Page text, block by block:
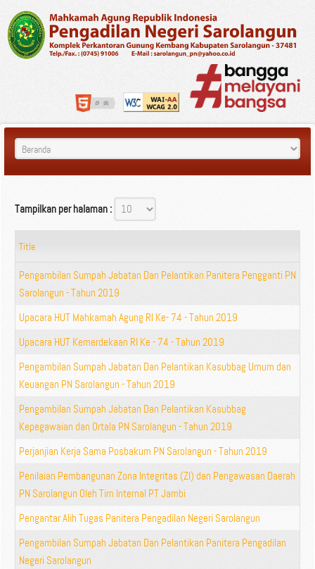
Tampilkan per halaman :
Title
Pengambilan Sumpah Jabatan Dan Pelantikan Panitera Pengganti PN
Sarolangun - Tahun 2019
Upacara HUT Mahkamah Agung RI Ke- 74 - Tahun 2019
Upacara HUT Kemerdekaan RI Ke - 74 - Tahun 2019
Pengambilan Sumpah Jabatan Dan Pelantikan Kasubbag Umum dan
Keuangan PN Sarolangun - Tahun 2019
Pengambilan Sumpah Jabatan Dan Pelantikan Kasubbag
Kepegawaian dan Ortala PN Sarolangun - Tahun 2019
Perjanjian Kerja Sama Posbakum PN Sarolangun - Tahun 2019
Penilaian Pembangunan Zona Integritas (ZI) dan Pengawasan Daerah
PN Sarolangun Oleh Tim Internal PT Jambi
Pengantar Alih Tugas Panitera Pengadilan Negeri Sarolangun
Pengambilan Sumpah Jabatan Dan Pelantikan Panitera Pengadilan
Negeri Sarolangun